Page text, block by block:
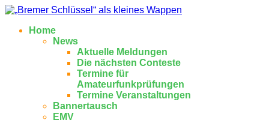
Home
News
Aktuelle Meldungen
Die nächsten Conteste
Termine für
Amateurfunkprüfungen
Termine Veranstaltungen
Bannertausch
EMV